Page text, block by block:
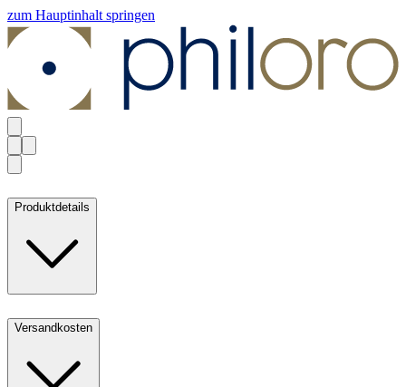
zum Hauptinhalt springen
Produktdetails
Versandkosten